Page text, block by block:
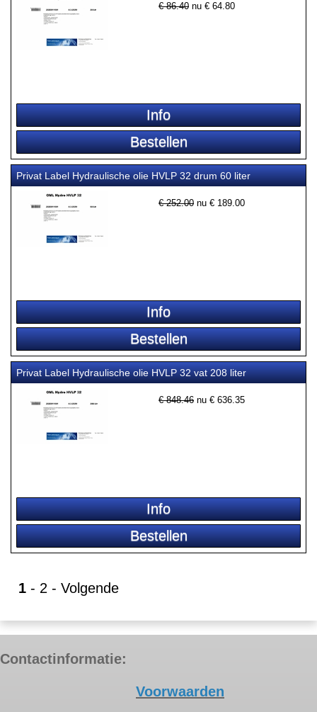
€ 86.40 nu € 64.80
Privat Label Hydraulische olie HVLP 32 drum 60 liter
€ 252.00 nu € 189.00
Privat Label Hydraulische olie HVLP 32 vat 208 liter
€ 848.46 nu € 636.35
1 - 2 - Volgende
Contactinformatie:
Voorwaarden